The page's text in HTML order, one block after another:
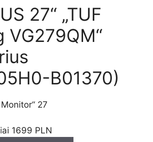
27“ „TUF
VG279QM“
B01370)
1699 PLN